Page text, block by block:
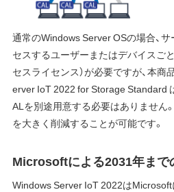
通常のWindows Server OSの場合、
セスするユーザーまたはデバイスご
セスライセンス）が必要ですが、本
erver IoT 2022 for Storage Standard
ALを別途用意する必要はありません
を大きく削減することが可能です。
Microsoftによる2031年まで
Windows Server IoT 2022は